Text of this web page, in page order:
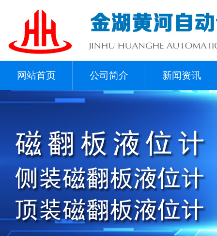
网站首页 公司简介 新闻资讯